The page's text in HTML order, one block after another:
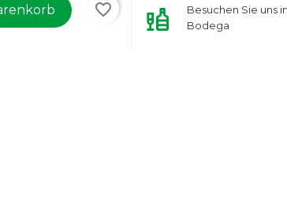
favorite_border
Besuchen Sie uns
Bodega